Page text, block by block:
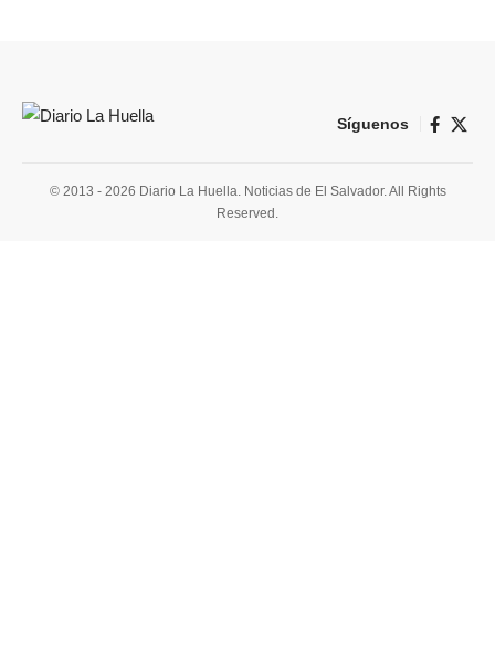
Síguenos
© 2013 - 2026 Diario La Huella. Noticias de El Salvador. All Rights
Reserved.